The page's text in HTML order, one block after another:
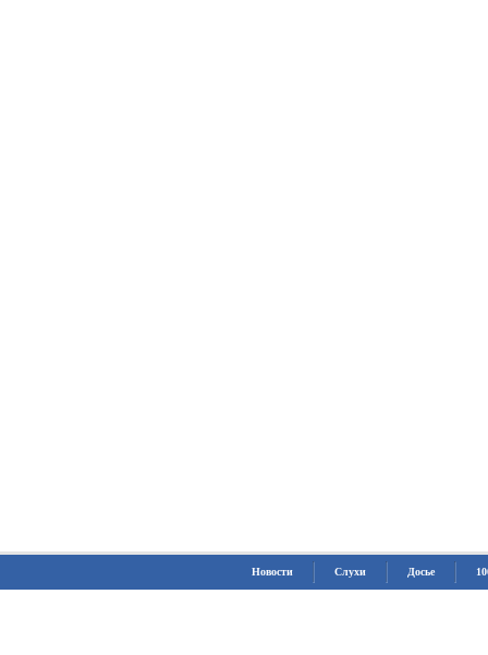
Новости Слухи Досье